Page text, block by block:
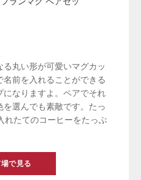
丸い形が可愛いマグカッ
前を入れることができる
なりますよ。ペアでそれ
選んでも素敵です。たっ
れたてのコーヒーをたっぷ
で見る